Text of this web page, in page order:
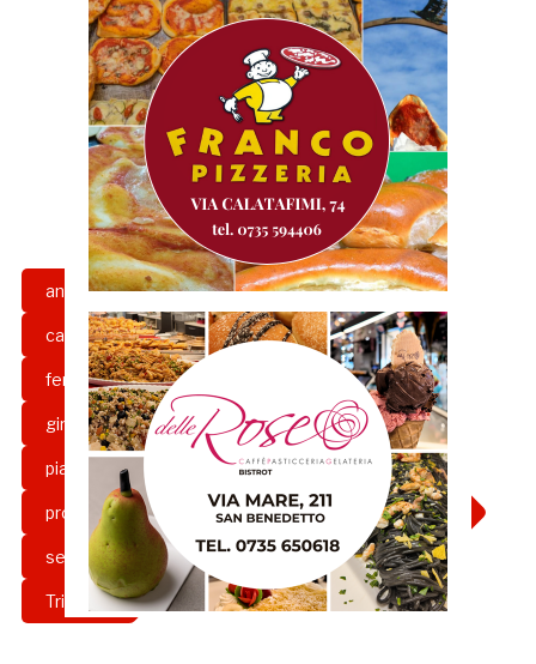
andata arezzo calcio
catania fase nazionale
feralpisalò girone b
girone c grb imolese
piacenza pisa Playoff
programma promozione ritorno
semifinali Serie C trapani
Triestina